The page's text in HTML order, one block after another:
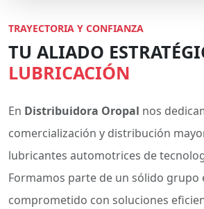
TRAYECTORIA Y CONFIANZA
TU ALIADO
LUBRICACIÓN
En Distribuidora Oropal nos
comercialización y distribución
lubricantes automotrices de
Formamos parte de un sólido grupo
comprometido con soluciones